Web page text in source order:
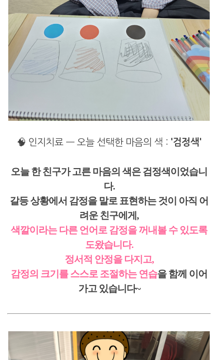
🧠 인지치료 — 오늘 선택한 마음의 색 : '검정색'
오늘 한 친구가 고른 마음의 색은 검정색이었습니
다.
갈등 상황에서 감정을 말로 표현하는 것이 아직 어
려운 친구에게,
색깔이라는 다른 언어로 감정을 꺼내볼 수 있도록
도왔습니다.
정서적 안정을 다지고,
감정의 크기를 스스로 조절하는 연습을 함께 이어
가고 있습니다~